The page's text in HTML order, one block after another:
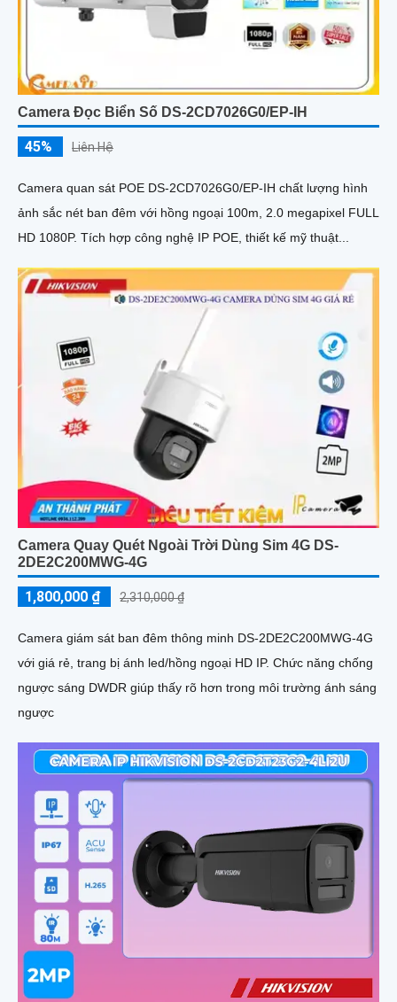
Camera Đọc Biển Số DS-2CD7026G0/EP-IH
45% Liên Hệ
Camera quan sát POE DS-2CD7026G0/EP-IH chất lượng hình
ảnh sắc nét ban đêm với hồng ngoại 100m, 2.0 megapixel FULL
HD 1080P. Tích hợp công nghệ IP POE, thiết kế mỹ thuật...
Camera Quay Quét Ngoài Trời Dùng Sim 4G DS-
2DE2C200MWG-4G
1,800,000 ₫ 2,310,000 ₫
Camera giám sát ban đêm thông minh DS-2DE2C200MWG-4G
với giá rẻ, trang bị ánh led/hồng ngoại HD IP. Chức năng chống
ngược sáng DWDR giúp thấy rõ hơn trong môi trường ánh sáng
ngược